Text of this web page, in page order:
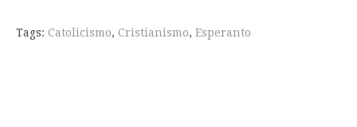
Tags: Catolicismo, Cristianismo, Esperanto